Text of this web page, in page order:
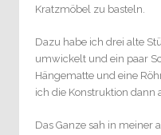
Kratzmöbel zu basteln.
Dazu habe ich drei alte
umwickelt und ein paar
Hängematte und eine
ich die Konstruktion dann
Das Ganze sah in meiner